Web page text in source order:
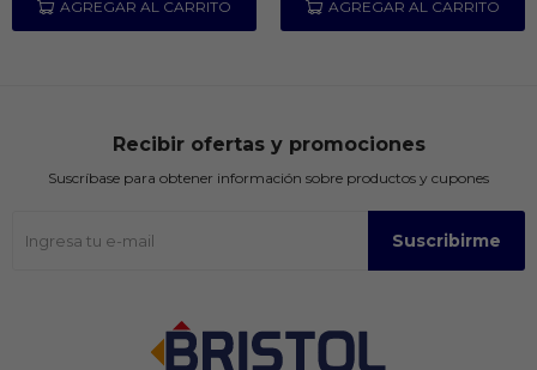
Recibir ofertas y promociones
Suscríbase para obtener información sobre productos y cupones
Suscribirme